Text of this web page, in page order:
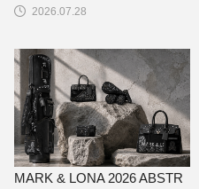
2026.07.28
MARK & LONA 2026 ABSTR